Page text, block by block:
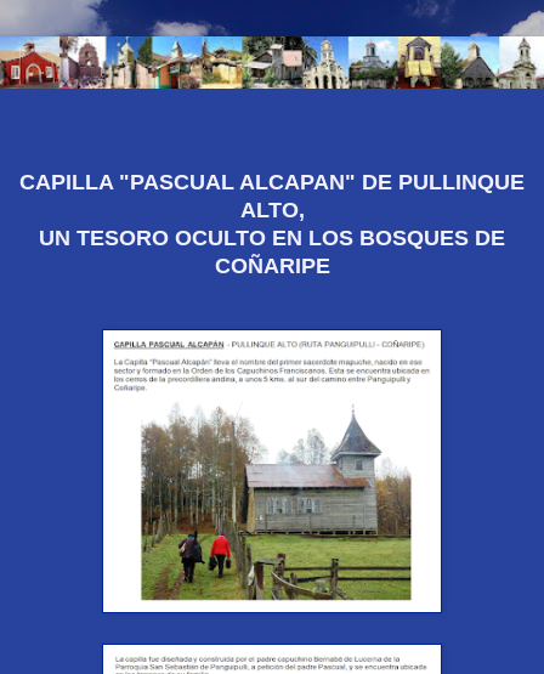
CAPILLA "PASCUAL ALCAPAN" DE PULLINQUE
ALTO,
UN TESORO OCULTO EN LOS BOSQUES DE
COÑARIPE